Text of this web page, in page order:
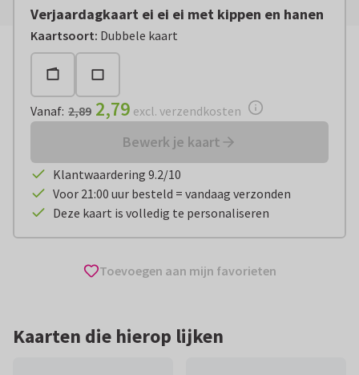
Verjaardagkaart ei ei ei met kippen en hanen
Kaartsoort: Dubbele kaart
Vanaf:€ 2,79 excl. verzendkosten
Vanaf: 2,89 2,79 excl. verzendkosten
Bewerk je kaart
Klantwaardering 9.2/10
Voor 21:00 uur besteld = vandaag verzonden
Deze kaart is volledig te personaliseren
Toevoegen aan mijn favorieten
Kaarten die hierop lijken